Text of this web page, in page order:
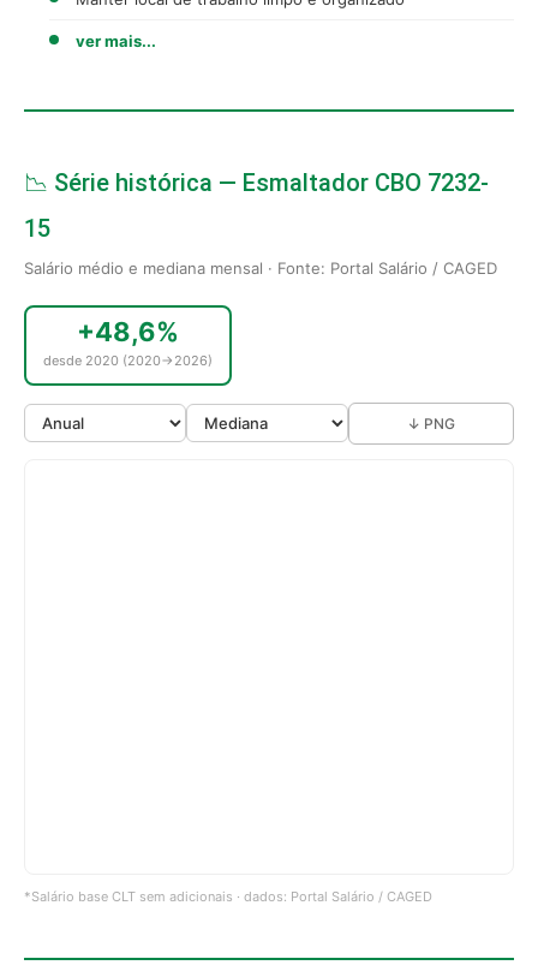
ver mais...
📉 Série histórica — Esmaltador CBO 7232-
15
Salário médio e mediana mensal · Fonte: Portal Salário / CAGED
+48,6%
desde 2020 (2020→2026)
↓ PNG
*Salário base CLT sem adicionais · dados: Portal Salário / CAGED